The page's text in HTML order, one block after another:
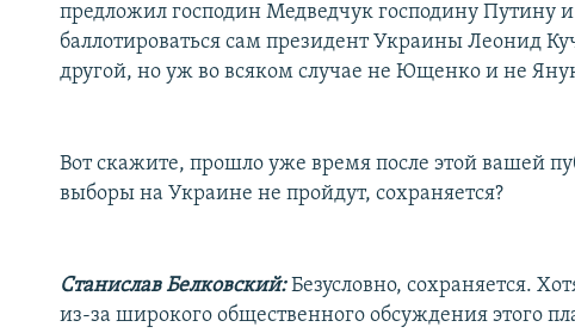
предложил господин Медведчук господину Путину и
баллотироваться сам президент Украины Леонид
другой, но уж во всяком случае не Ющенко и не
Вот скажите, прошло уже время после этой вашей
выборы на Украине не пройдут, сохраняется?
Станислав Белковский:Безусловно, сохраняется.
из-за широкого общественного обсуждения этого